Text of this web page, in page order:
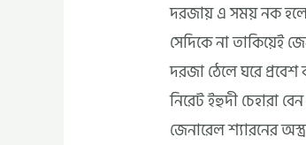
দরজায় এ সময় নক
সেদিকে না তাকিয়েই
দরজা ঠেলে ঘরে
নিরেট ইহুদী চেহারা
জেনারেল শ্যারনের